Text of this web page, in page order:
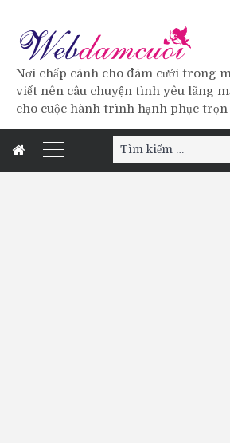
Nơi chấp cánh cho đám cưới trong
viết nên câu chuyện tình yêu lãng
cho cuộc hành trình hạnh phục trọn
Tìm
kiếm: